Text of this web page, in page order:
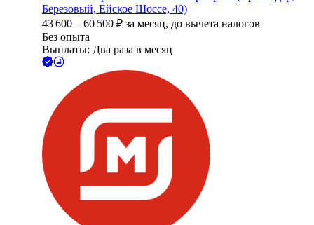
Березовый, Ейское Шоссе, 40)
43 600 – 60 500 ₽ за месяц, до вычета налогов
Без опыта
Выплаты: Два раза в месяц